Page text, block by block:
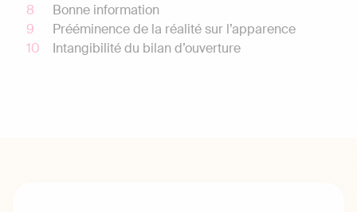
Bonne information
Prééminence de la réalité sur l’apparence
Intangibilité du bilan d’ouverture